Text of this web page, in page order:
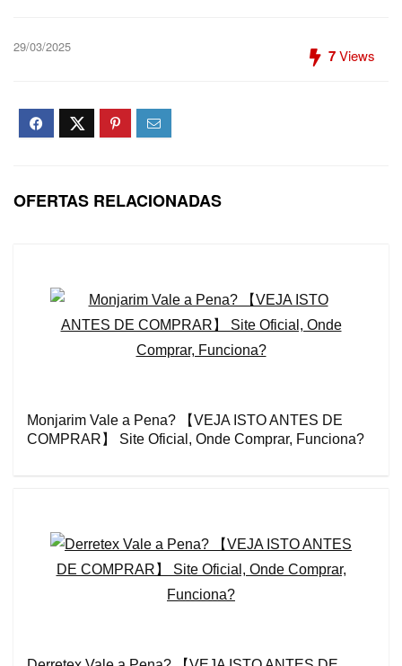
29/03/2025 7Views
OFERTAS RELACIONADAS
Monjarim Vale a Pena? 【VEJA ISTO ANTES DE
COMPRAR】 Site Oficial, Onde Comprar, Funciona?